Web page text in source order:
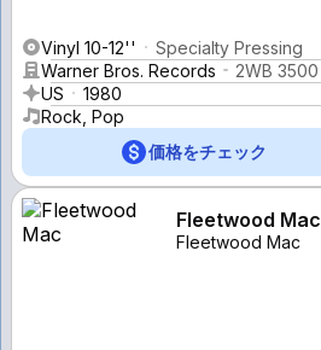
Vinyl 10-12''
Specialty Pressing
Warner Bros. Records
2WB 3500
US
1980
Rock, Pop
価格をチェック
Fleetwood Mac
Fleetwood Mac